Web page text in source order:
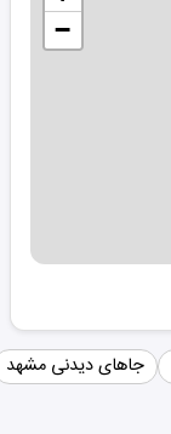
−
جاهای دیدنی مشهد